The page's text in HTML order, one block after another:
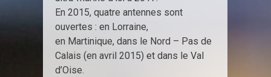
En 2015, quatre antennes sont
ouvertes : en Lorraine,
en Martinique, dans le Nord – Pas de
Calais (en avril 2015) et dans le Val
d’Oise.